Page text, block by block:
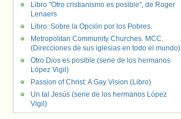
Libro "Otro cristianismo es posible", de Roger
Lenaers
Libro: Sobre la Opción por los Pobres.
Metropolitan Community Churches. MCC.
(Direcciones de sus iglesias en todo el mundo)
Otro Dios es posible (serie de los hermanos
López Vigil)
Passion of Christ: A Gay Vision (Libro)
Un tal Jesús (serie de los hermanos López
Vigil)